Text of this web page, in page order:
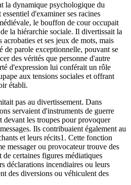
la dynamique psychologique du
d'examiner ses racines
le bouffon de cour occupait
la hiérarchie sociale. Il divertissait la
acrobaties et ses jeux de mots, mais
de parole exceptionnelle, pouvant se
des vérités que personne d'autre
d'expression lui conférait un rôle
aux tensions sociales et offrant
établi.
pas au divertissement. Dans
servaient d'instruments de guerre
devant les troupes pour provoquer
Ils contribuaient également au
et leurs récits1. Cette fonction
messager ou provocateur trouve des
de certaines figures médiatiques
déclarations incendiaires ou leurs
des diversions ou véhiculent des